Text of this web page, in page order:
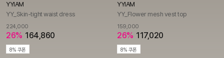
YYIAM
YY_Skin-tight waist dress
224,000
26% 164,860
8% 쿠폰
YYIAM
YY_Flower mesh vest top
159,000
26% 117,020
8% 쿠폰